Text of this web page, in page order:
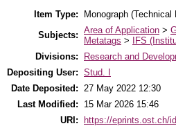
Item Type:
Monograph (Technical
Subjects: Area of Application >
Metatags > IFS
Divisions:
Research and
Depositing User: Stud. I
Date Deposited:
27 May 2022 12:30
Last Modified:
15 Mar 2026 15:46
URI:
https://eprints.ost.ch/